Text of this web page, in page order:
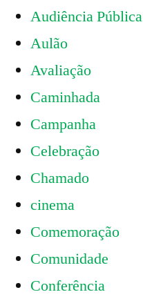
Audiência Pública
Aulão
Avaliação
Caminhada
Campanha
Celebração
Chamado
cinema
Comemoração
Comunidade
Conferência